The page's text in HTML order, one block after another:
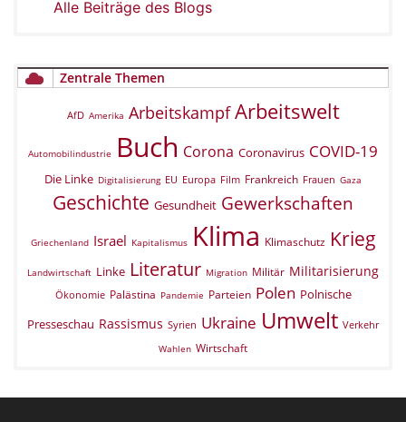
Alle Beiträge des Blogs
Zentrale Themen
AfD Amerika Arbeitskampf Arbeitswelt
Automobilindustrie Buch Corona Coronavirus COVID-19
Die Linke Digitalisierung EU Europa Film Frankreich Frauen Gaza
Geschichte Gesundheit Gewerkschaften
Griechenland Israel Kapitalismus Klima Klimaschutz Krieg
Landwirtschaft Linke Literatur Migration Militär Militarisierung
Ökonomie Palästina Pandemie Parteien Polen Polnische
Presseschau Rassismus Syrien Ukraine Umwelt Verkehr
Wahlen Wirtschaft